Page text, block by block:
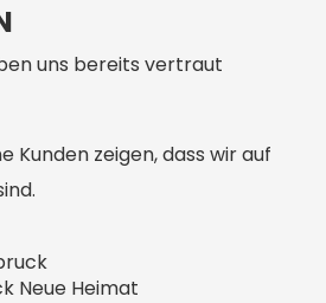
uns bereits vertraut
Kunden zeigen, dass wir auf
Neue Heimat